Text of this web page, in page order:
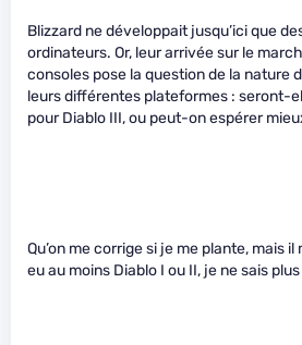
Blizzard ne développait jusqu’ici que
ordinateurs. Or, leur arrivée sur le
consoles pose la question de la nature
leurs différentes plateformes : seront-
pour Diablo III, ou peut-on espérer
Qu’on me corrige si je me plante, mais il
eu au moins Diablo I ou II, je ne sais plus